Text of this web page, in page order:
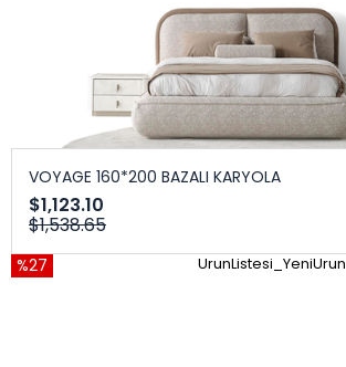
VOYAGE 160*200 BAZALI KARYOLA
$1,123.10
$1,538.65
%27 UrunListesi_YeniUrun